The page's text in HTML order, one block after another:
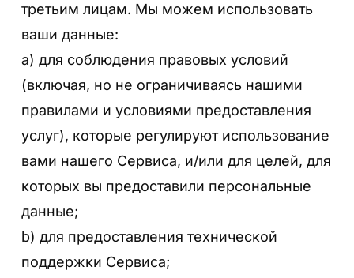
третьим лицам. Мы можем использовать
ваши данные:
a) для соблюдения правовых условий
(включая, но не ограничиваясь нашими
правилами и условиями предоставления
услуг), которые регулируют использование
вами нашего Сервиса, и/или для целей, для
которых вы предоставили персональные
данные;
b) для предоставления технической
поддержки Сервиса;